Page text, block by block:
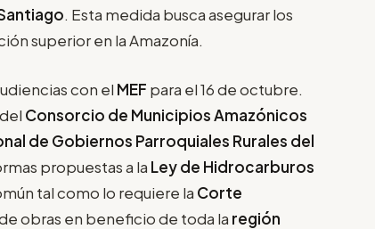
. Esta medida busca asegurar los
superior en la Amazonía.
con el MEF para el 16 de octubre.
Consorcio de Municipios Amazónicos
de Gobiernos Parroquiales Rurales del
propuestas a la Ley de Hidrocarburos
tal como lo requiere la Corte
obras en beneficio de toda la región